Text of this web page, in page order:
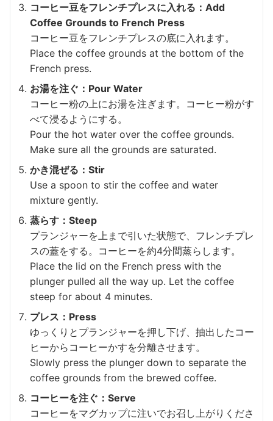
コーヒー豆をフレンチプレスに入れる：Add
Coffee Grounds to French Press
コーヒー豆をフレンチプレスの底に入れます。
Place the coffee grounds at the bottom of the
French press.
お湯を注ぐ：Pour Water
コーヒー粉の上にお湯を注ぎます。コーヒー粉がす
べて浸るようにする。
Pour the hot water over the coffee grounds.
Make sure all the grounds are saturated.
かき混ぜる：Stir
Use a spoon to stir the coffee and water
mixture gently.
蒸らす：Steep
プランジャーを上まで引いた状態で、フレンチプレ
スの蓋をする。コーヒーを約4分間蒸らします。
Place the lid on the French press with the
plunger pulled all the way up. Let the coffee
steep for about 4 minutes.
プレス：Press
ゆっくりとプランジャーを押し下げ、抽出したコー
ヒーからコーヒーかすを分離させます。
Slowly press the plunger down to separate the
coffee grounds from the brewed coffee.
コーヒーを注ぐ：Serve
コーヒーをマグカップに注いでお召し上がりくださ